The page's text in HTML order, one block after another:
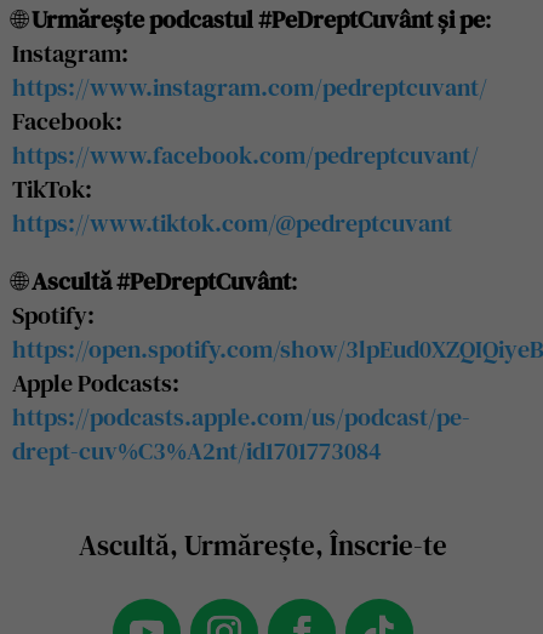
🌐Urmărește podcastul #PeDreptCuvânt și pe:
Instagram:
https://www.instagram.com/pedreptcuvant/
Facebook:
https://www.facebook.com/pedreptcuvant/
TikTok:
https://www.tiktok.com/@pedreptcuvant
🌐Ascultă #PeDreptCuvânt:
Spotify:
https://open.spotify.com/show/
Apple Podcasts:
https://podcasts.apple.com/us/podcast/pe-
drept-cuv%C3%A2nt/id1701773084
Ascultă, Urmărește, Înscrie-te